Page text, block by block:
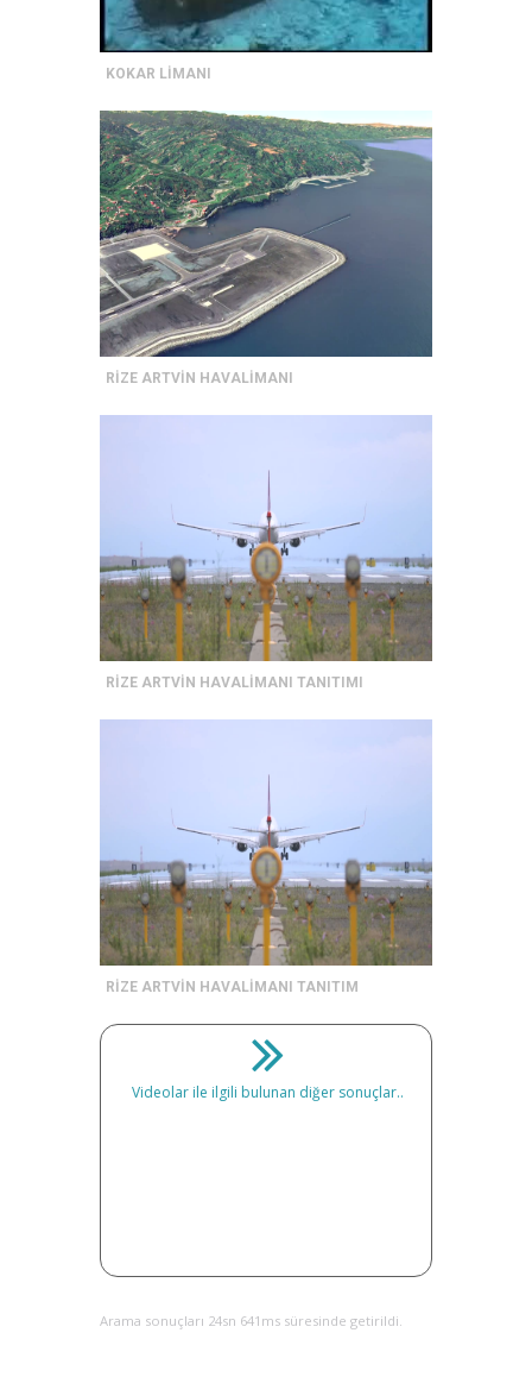
KOKAR LİMANI
RİZE ARTVİN HAVALİMANI
RİZE ARTVİN HAVALİMANI TANITIMI
RİZE ARTVİN HAVALİMANI TANITIM
Videolar ile ilgili bulunan diğer sonuçlar..
Arama sonuçları 24sn 641ms süresinde getirildi.